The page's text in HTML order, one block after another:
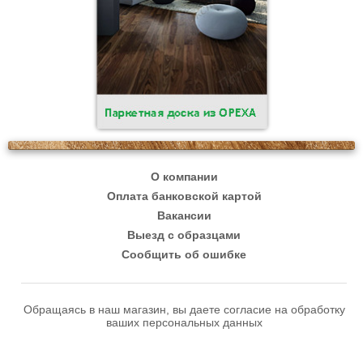
О компании
Оплата банковской картой
Вакансии
Выезд с образцами
Сообщить об ошибке
Обращаясь в наш магазин, вы даете согласие на обработку
ваших персональных данных